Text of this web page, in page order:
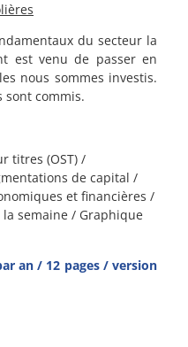
du secteur la
est venu de passer en
nous sommes investis.
sont commis.
titres (OST) /
de capital /
et financières /
semaine / Graphique
an / 12 pages / version